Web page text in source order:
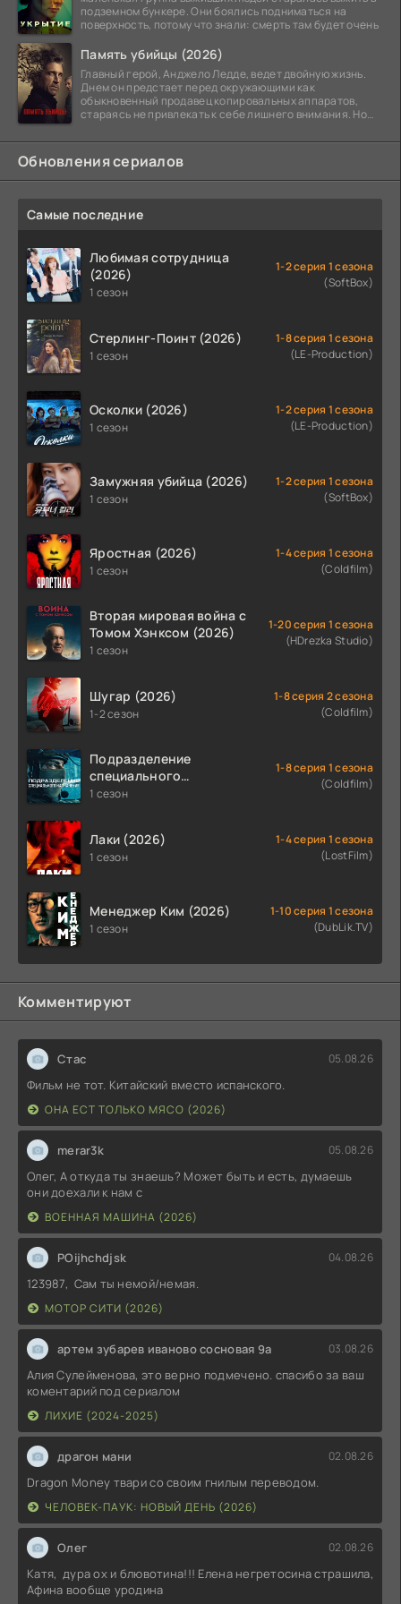
подземном бункере. Они боялись подниматься на
поверхность, потому что знали: смерть там будет очень
Память убийцы (2026)
Главный герой, Анджело Ледде, ведет двойную жизнь.
Днем он предстает перед окружающими как
обыкновенный продавец копировальных аппаратов,
стараясь не привлекать к себе лишнего внимания. Но
Обновления сериалов
Самые последние
Любимая сотрудница
(2026)
1 сезон
1-2 серия 1 сезона
(SoftBox)
Стерлинг-Поинт (2026)
1 сезон
1-8 серия 1 сезона
(LE-Production)
Осколки (2026)
1 сезон
1-2 серия 1 сезона
(LE-Production)
Замужняя убийца (2026)
1 сезон
1-2 серия 1 сезона
(SoftBox)
Яростная (2026)
1 сезон
1-4 серия 1 сезона
(Coldfilm)
Вторая мировая война с
Томом Хэнксом (2026)
1 сезон
1-20 серия 1 сезона
(HDrezka Studio)
Шугар (2026)
1-2 сезон
1-8 серия 2 сезона
(Coldfilm)
Подразделение
специального
назначения (2026)
1 сезон
1-8 серия 1 сезона
(Coldfilm)
Лаки (2026)
1 сезон
1-4 серия 1 сезона
(LostFilm)
Менеджер Ким (2026)
1 сезон
1-10 серия 1 сезона
(DubLik.TV)
Комментируют
Стас 05.08.26
Фильм не тот. Китайский вместо испанского.
ОНА ЕСТ ТОЛЬКО МЯСО (2026)
merar3k 05.08.26
Олег, А откуда ты знаешь? Может быть и есть, думаешь
они доехали к нам с
ВОЕННАЯ МАШИНА (2026)
POijhchdjsk 04.08.26
123987, Сам ты немой/немая.
МОТОР СИТИ (2026)
артем зубарев иваново сосновая 9а 03.08.26
Алия Сулейменова, это верно подмечено. спасибо за ваш
коментарий под сериалом
ЛИХИЕ (2024-2025)
драгон мани 02.08.26
Dragon Money твари со своим гнилым переводом.
ЧЕЛОВЕК-ПАУК: НОВЫЙ ДЕНЬ (2026)
Олег 02.08.26
Катя, дура ох и блювотина!!! Елена негретосина страшила,
Афина вообще уродина